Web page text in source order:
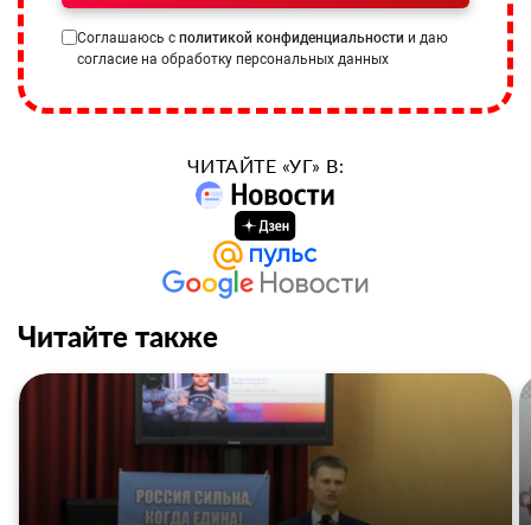
Соглашаюсь с политикой конфиденциальности и даю
согласие на обработку персональных данных
ЧИТАЙТЕ «УГ» В:
Читайте также